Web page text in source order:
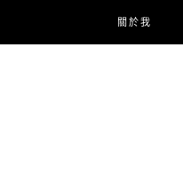
關於我